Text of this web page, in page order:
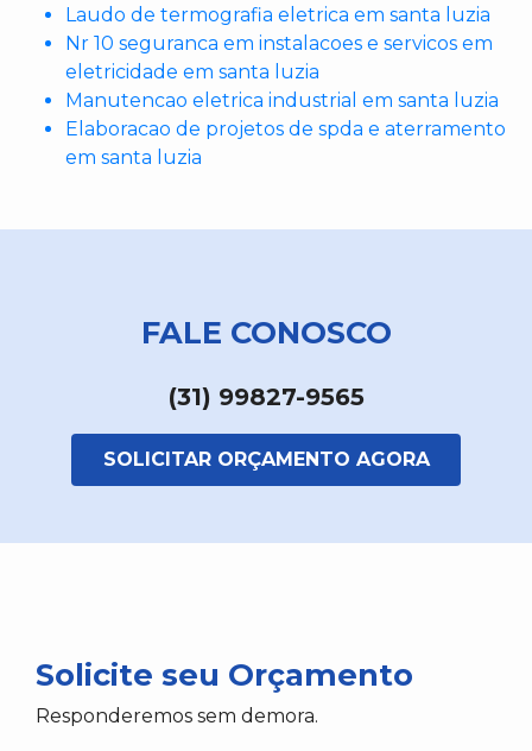
Laudo de termografia eletrica em santa luzia
Nr 10 seguranca em instalacoes e servicos em
eletricidade em santa luzia
Manutencao eletrica industrial em santa luzia
Elaboracao de projetos de spda e aterramento
em santa luzia
FALE CONOSCO
(31) 99827-9565
SOLICITAR ORÇAMENTO AGORA
Solicite seu Orçamento
Responderemos sem demora.